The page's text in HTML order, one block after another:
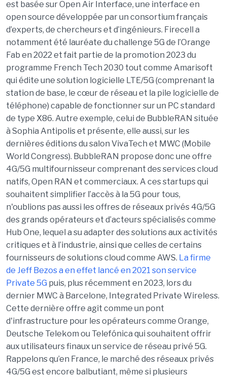
est basée sur Open Air Interface, une interface en
open source développée par un consortium français
d’experts, de chercheurs et d’ingénieurs. Firecell a
notamment été lauréate du challenge 5G de l’Orange
Fab en 2022 et fait partie de la promotion 2023 du
programme French Tech 2030 tout comme Amarisoft
qui édite une solution logicielle LTE/5G (comprenant la
station de base, le cœur de réseau et la pile logicielle de
téléphone) capable de fonctionner sur un PC standard
de type X86. Autre exemple, celui de BubbleRAN située
à Sophia Antipolis et présente, elle aussi, sur les
dernières éditions du salon VivaTech et MWC (Mobile
World Congress). BubbleRAN propose donc une offre
4G/5G multifournisseur comprenant des services cloud
natifs, Open RAN et commerciaux. A ces startups qui
souhaitent simplifier l’accès à la 5G pour tous,
n'oublions pas aussi les offres de réseaux privés 4G/5G
des grands opérateurs et d’acteurs spécialisés comme
Hub One, lequel a su adapter des solutions aux activités
critiques et à l’industrie, ainsi que celles de certains
fournisseurs de solutions cloud comme AWS. La firme
de Jeff Bezos a en effet lancé en 2021 son service
Private 5G puis, plus récemment en 2023, lors du
dernier MWC à Barcelone, Integrated Private Wireless.
Cette dernière offre agit comme un pont
d'infrastructure pour les opérateurs comme Orange,
Deutsche Telekom ou Telefónica qui souhaitent offrir
aux utilisateurs finaux un service de réseau privé 5G.
Rappelons qu’en France, le marché des réseaux privés
4G/5G est encore balbutiant, même si plusieurs